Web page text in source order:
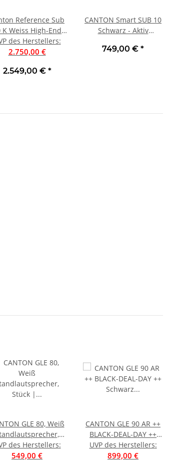
Reference Sub
K Weiss High-End
Subwoofer | Neu
des Herstellers:
2.750,00 €
2.549,00 € *
CANTON Smart SUB 10
Schwarz - Aktiv
Neu
749,00 € *
GLE 80, Weiß
Stück | Neu
des Herstellers:
549,00 €
CANTON GLE 90 AR ++
BLACK-DEAL-DAY ++
Schwarz
Standlautsprecher mit
UVP des Herstellers:
899,00 €